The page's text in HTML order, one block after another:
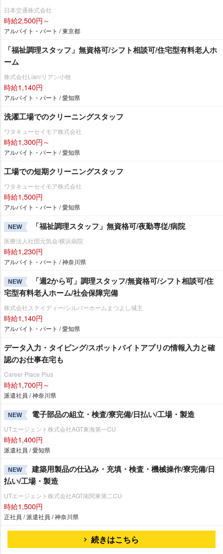
日本交通株式会社
時給2,500円～
アルバイト・パート / 東京都
「福祉調理スタッフ」無資格可/シフト相談可/住宅型有料老人ホ
ーム
株式会社Lian/リアン小牧
時給1,140円
アルバイト・パート / 愛知県
洗濯工場でのクリーニングスタッフ
ワタキューセイモア株式会社
時給1,300円～
アルバイト・パート / 愛知県
工場での短期クリーニングスタッフ
ワタキューセイモア株式会社
時給1,500円
アルバイト・パート / 愛知県
NEW 「福祉調理スタッフ」無資格可/夜勤専従/病院
医療法人社団元気会/横浜病院
時給1,230円
アルバイト・パート / 神奈川県
NEW
「週2から可」調理スタッフ/無資格可/シフト相談可/住
宅型有料老人ホーム/社会保障完備
株式会社ステイディー/シルバーホームまつよし城主
時給1,140円
アルバイト・パート / 愛知県
データ入力・タイピング/スポットバイトアプリの情報入力と確
認のお仕事在宅も
Career Place Plus
時給1,700円～
派遣社員 / 神奈川県
NEW 電子部品の組立・検査/寮完備/日払い/工場・製造
UTエージェント株式会社AGT東海第一CU
時給1,400円
派遣社員 / 愛知県
NEW
建築用製品の仕込み・充填・検査・機械操作/寮完備/日
払い/工場・製造
UTエージェント株式会社AGT南関東第二CU
時給1,500円
正社員 / 派遣社員 / 神奈川県
続きはこちら